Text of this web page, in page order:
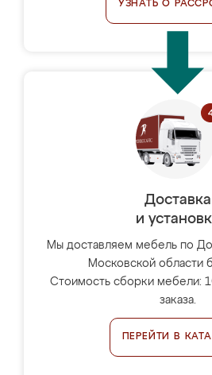
УЗНАТЬ О
Доставка
и
Мы доставляем мебель по
Московской области
Стоимость сборки мебели:
заказа.
ПЕРЕЙТИ В